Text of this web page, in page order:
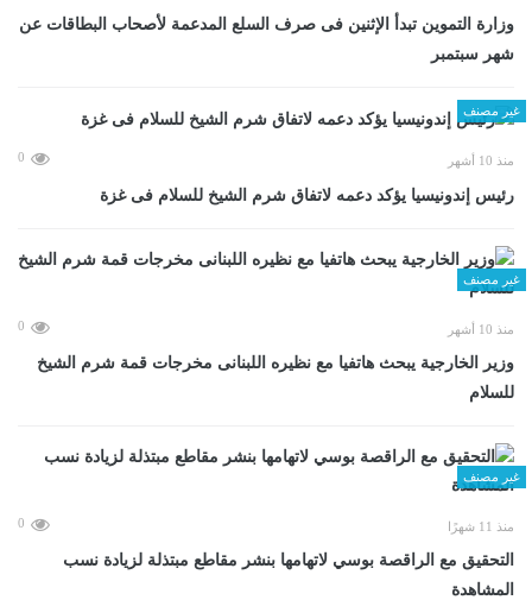
وزارة التموين تبدأ الإثنين فى صرف السلع المدعمة لأصحاب البطاقات عن
شهر سبتمبر
غير مصنف
منذ 10 أشهر 0
رئيس إندونيسيا يؤكد دعمه لاتفاق شرم الشيخ للسلام فى غزة
غير مصنف
منذ 10 أشهر 0
وزير الخارجية يبحث هاتفيا مع نظيره اللبنانى مخرجات قمة شرم الشيخ
للسلام
غير مصنف
منذ 11 شهرًا 0
التحقيق مع الراقصة بوسي لاتهامها بنشر مقاطع مبتذلة لزيادة نسب
المشاهدة